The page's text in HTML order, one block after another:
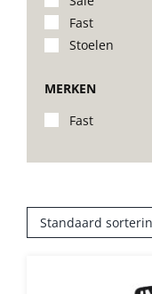
Stoelen
Tafels
Barset
Fast
Stoelen
MERKEN
Fast